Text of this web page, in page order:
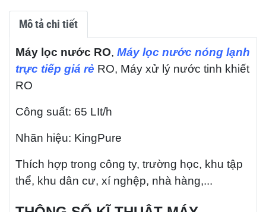
Mô tả chi tiết
Máy lọc nước RO, Máy lọc nước nóng lạnh
trực tiếp giá rẻ RO, Máy xử lý nước tinh khiết
RO
Công suất: 65 LIt/h
Nhãn hiệu: KingPure
Thích hợp trong công ty, trường học, khu tập
thể, khu dân cư, xí nghệp, nhà hàng,...